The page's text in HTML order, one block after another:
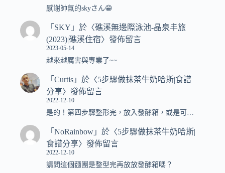
感謝帥氣的skyさん😁
「 SKY 」於〈礁溪無邊際泳池-晶泉丰旅
(2023)|礁溪住宿〉發佈留言
2023-05-14
越來越厲害與專業了~~
「 Curtis 」於〈5步驟做抹茶牛奶哈斯|食譜
分享〉發佈留言
2022-12-10
是的！第四步驟整形完，放入發酵箱，或是可…
「 NoRainbow 」於〈5步驟做抹茶牛奶哈斯|
食譜分享〉發佈留言
2022-12-10
請問這個麵團是整型完再放放發酵箱嗎？